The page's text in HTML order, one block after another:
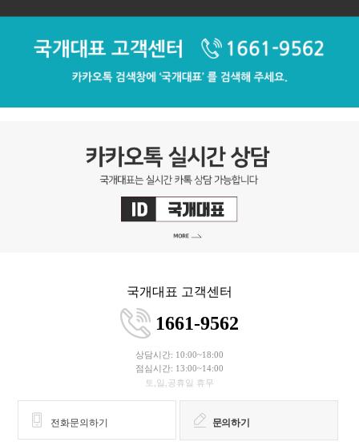
국개대표 고객센터
1661-9562
상담시간: 10:00~18:00
점심시간: 13:00~14:00
토,일,공휴일 휴무
전화문의하기 문의하기